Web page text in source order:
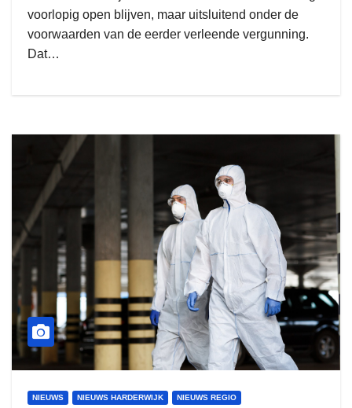
voorlopig open blijven, maar uitsluitend onder de
voorwaarden van de eerder verleende vergunning.
Dat…
NIEUWS NIEUWS HARDERWIJK NIEUWS REGIO